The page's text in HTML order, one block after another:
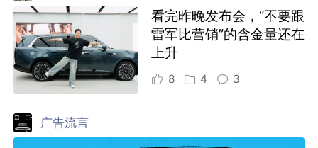
看完昨晚发布会，“不要跟
雷军比营销”的含金量还在
上升
8 4 3
广告流言